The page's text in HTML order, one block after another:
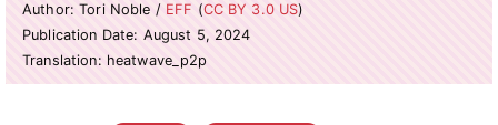
Author: Tori Noble / EFF (CC BY 3.0 US)
Publication Date: August 5, 2024
Translation: heatwave_p2p